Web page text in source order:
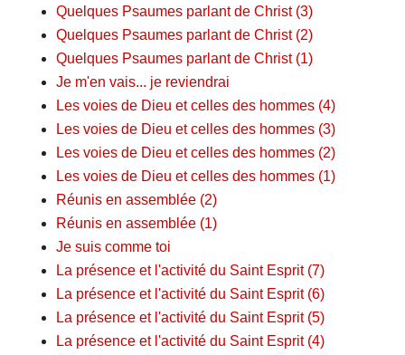
Quelques Psaumes parlant de Christ (3)
Quelques Psaumes parlant de Christ (2)
Quelques Psaumes parlant de Christ (1)
Je m'en vais... je reviendrai
Les voies de Dieu et celles des hommes (4)
Les voies de Dieu et celles des hommes (3)
Les voies de Dieu et celles des hommes (2)
Les voies de Dieu et celles des hommes (1)
Réunis en assemblée (2)
Réunis en assemblée (1)
Je suis comme toi
La présence et l'activité du Saint Esprit (7)
La présence et l'activité du Saint Esprit (6)
La présence et l'activité du Saint Esprit (5)
La présence et l'activité du Saint Esprit (4)